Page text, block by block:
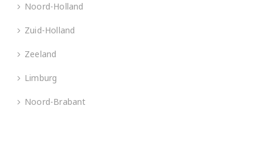
Noord-Holland
Zuid-Holland
Zeeland
Limburg
Noord-Brabant